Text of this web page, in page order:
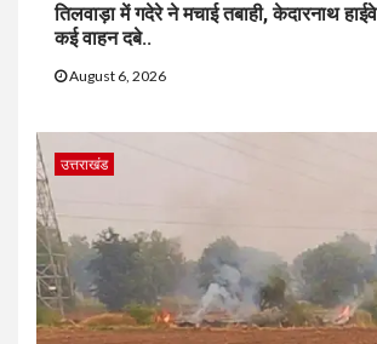
तिलवाड़ा में गदेरे ने मचाई तबाही, केदारनाथ
कई वाहन दबे..
August 6, 2026
उत्तराखंड